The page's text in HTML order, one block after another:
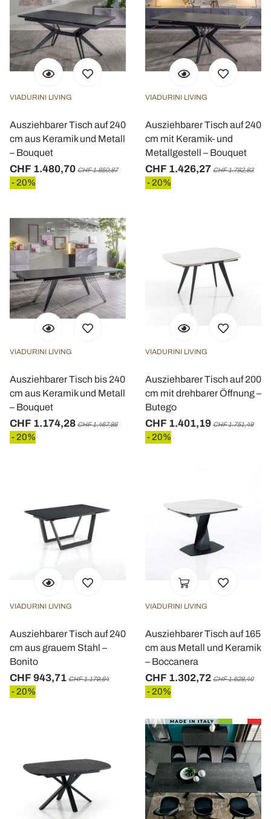
VIADURINI LIVING
Ausziehbarer Tisch auf 240
cm aus Keramik und Metall
– Bouquet
CHF 1.480,70 CHF 1.850,87
- 20%
VIADURINI LIVING
Ausziehbarer Tisch auf 240
cm mit Keramik- und
Metallgestell – Bouquet
CHF 1.426,27 CHF 1.782,83
- 20%
VIADURINI LIVING
Ausziehbarer Tisch bis 240
cm aus Keramik und Metall
– Bouquet
CHF 1.174,28 CHF 1.467,86
- 20%
VIADURINI LIVING
Ausziehbarer Tisch auf 200
cm mit drehbarer Öffnung –
Butego
CHF 1.401,19 CHF 1.751,49
- 20%
VIADURINI LIVING
Ausziehbarer Tisch auf 240
cm aus grauem Stahl –
Bonito
CHF 943,71 CHF 1.179,64
- 20%
VIADURINI LIVING
Ausziehbarer Tisch auf 165
cm aus Metall und Keramik
– Boccanera
CHF 1.302,72 CHF 1.628,40
- 20%